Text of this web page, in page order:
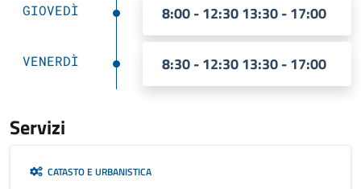
GIOVEDÌ 8:00 - 12:30 13:30 - 17:00
VENERDÌ 8:30 - 12:30 13:30 - 17:00
Servizi
CATASTO E URBANISTICA